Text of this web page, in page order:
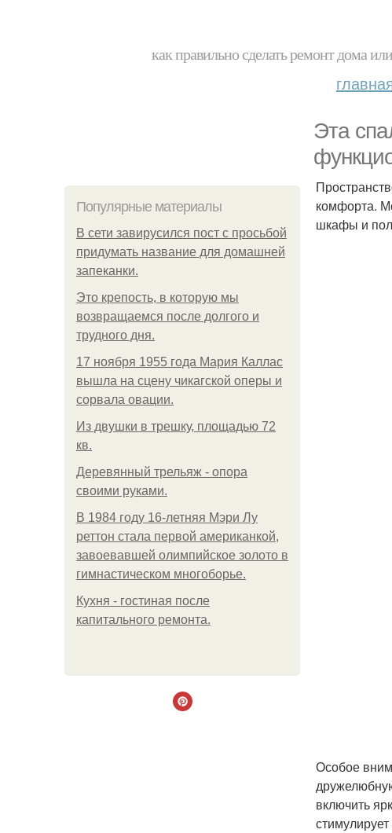
как правильно сделать ремонт дома
Эта
Популярные материалы
В сети завирусился пост с просьбой
придумать название для домашней
запеканки.
Это крепость, в которую мы
возвращаемся после долгого и
трудного дня.
17 ноября 1955 года Мария Каллас
вышла на сцену чикагской оперы и
сорвала овации.
Из двушки в трешку, площадью 72
кв.
Деревянный трельяж - опора
своими руками.
В 1984 году 16-летняя Мэри Лу
реттон стала первой американкой,
завоевавшей олимпийское золото в
гимнастическом многоборье.
Кухня - гостиная после
капитального ремонта.
комфорта.
шкафы и
Особое
включить